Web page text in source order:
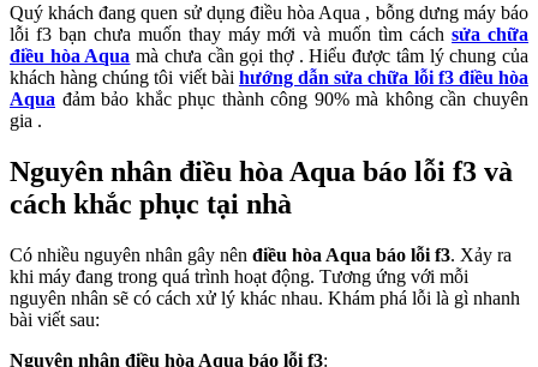
Quý khách đang quen sử dụng điều hòa Aqua , bỗng dưng máy báo
lỗi f3 bạn chưa muốn thay máy mới và muốn tìm cáchsửa chữa
điều hòa Aqua mà chưa cần gọi thợ . Hiểu được tâm lý chung của
khách hàng chúng tôi viết bài hướng dẫn sửa chữa lỗi f3 điều hòa
Aqua đảm bảo khắc phục thành công 90% mà không cần chuyên
gia .
Nguyên nhân điều hòa Aqua báo lỗi f3 và
cách khắc phục tại nhà
Có nhiều nguyên nhân gây nên điều hòa Aqua báo lỗi f3. Xảy ra
khi máy đang trong quá trình hoạt động. Tương ứng với mỗi
nguyên nhân sẽ có cách xử lý khác nhau. Khám phá lỗi là gì nhanh
bài viết sau:
Nguyên nhân điều hòa Aqua báo lỗi f3: